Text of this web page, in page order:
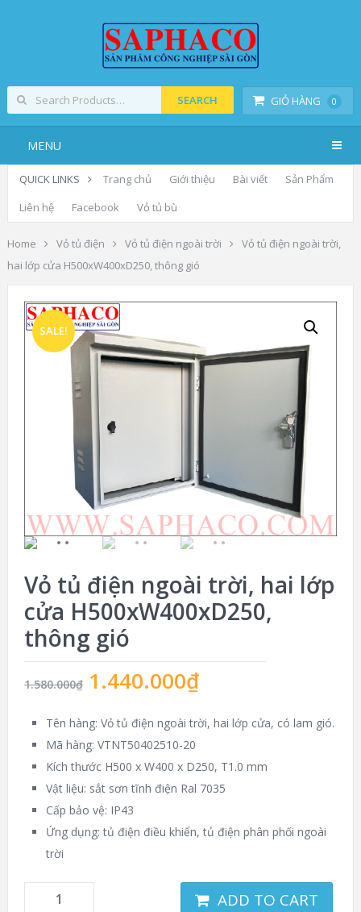
GIỎ HÀNG 0
SEARCH
MENU
QUICK LINKS Trang chủ Giới thiệu Bài viết
Sản Phẩm
Liên hệ
Facebook Vỏ tủ bù
Home Vỏ tủ điện Vỏ tủ điện ngoài trời
Vỏ tủ điện ngoài trời,
hai lớp cửa H500xW400xD250, thông gió
SALE!
Vỏ tủ điện ngoài trời, hai lớp
cửa H500xW400xD250,
thông gió
1.580.000₫ 1.440.000₫
Tên hàng: Vỏ tủ điện ngoài trời, hai lớp cửa, có lam gió.
Mã hàng: VTNT50402510-20
Kích thước H500 x W400 x D250, T1.0 mm
Vật liệu: sắt sơn tĩnh điện Ral 7035
Cấp bảo vệ: IP43
Ứng dụng: tủ điện điều khiển, tủ điện phân phối ngoài
trời
ADD TO CART